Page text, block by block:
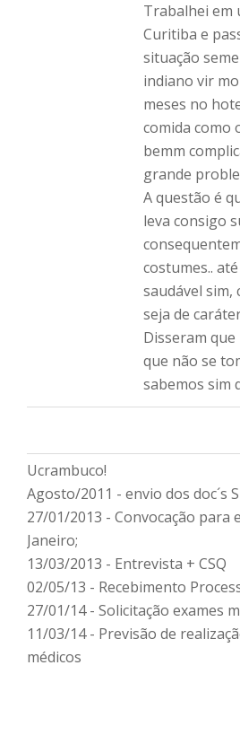
Trabalhei em
Curitiba e
situação
indiano vir
meses no
comida como
bemm
grande
A questão é
leva consigo
costumes..
saudável
seja de
Disseram
que não se
sabemos sim
Ucrambuco!
Agosto/2011 - envio dos doc´s
27/01/2013 - Convocação para
Janeiro;
13/03/2013 - Entrevista + CSQ
02/05/13 - Recebimento
27/01/14 - Solicitação exames
11/03/14 - Previsão de
médicos